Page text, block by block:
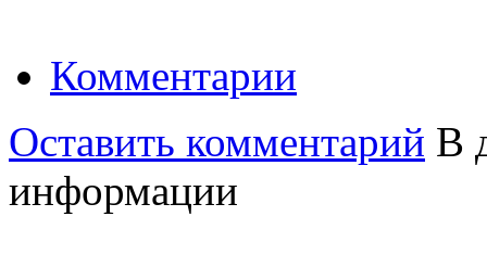
Комментарии
Оставить комментарий В
информации